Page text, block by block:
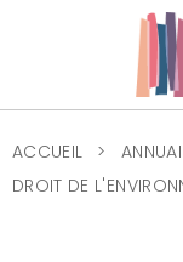
ACCUEIL
DROIT DE